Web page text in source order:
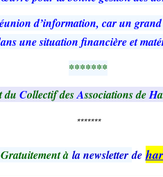
d’information, car un
une situation financière et
*******
du Collectif desAssociations deH
*******
Gratuitement à la newsletter de